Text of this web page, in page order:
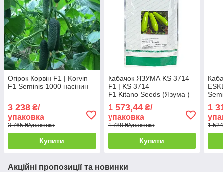
Огірок Корвін F1 | Korvin
F1 Seminis 1000 насінин
3 238 ₴/
упаковка
3 765 ₴/упаковка
Купити
Кабачок ЯЗУМА KS 3714
F1 | KS 3714
F1 Kitano Seeds (Язума )
1 573,44₴/
упаковка
1 788 ₴/упаковка
Купити
1
1
Акційні пропозиції та новинки